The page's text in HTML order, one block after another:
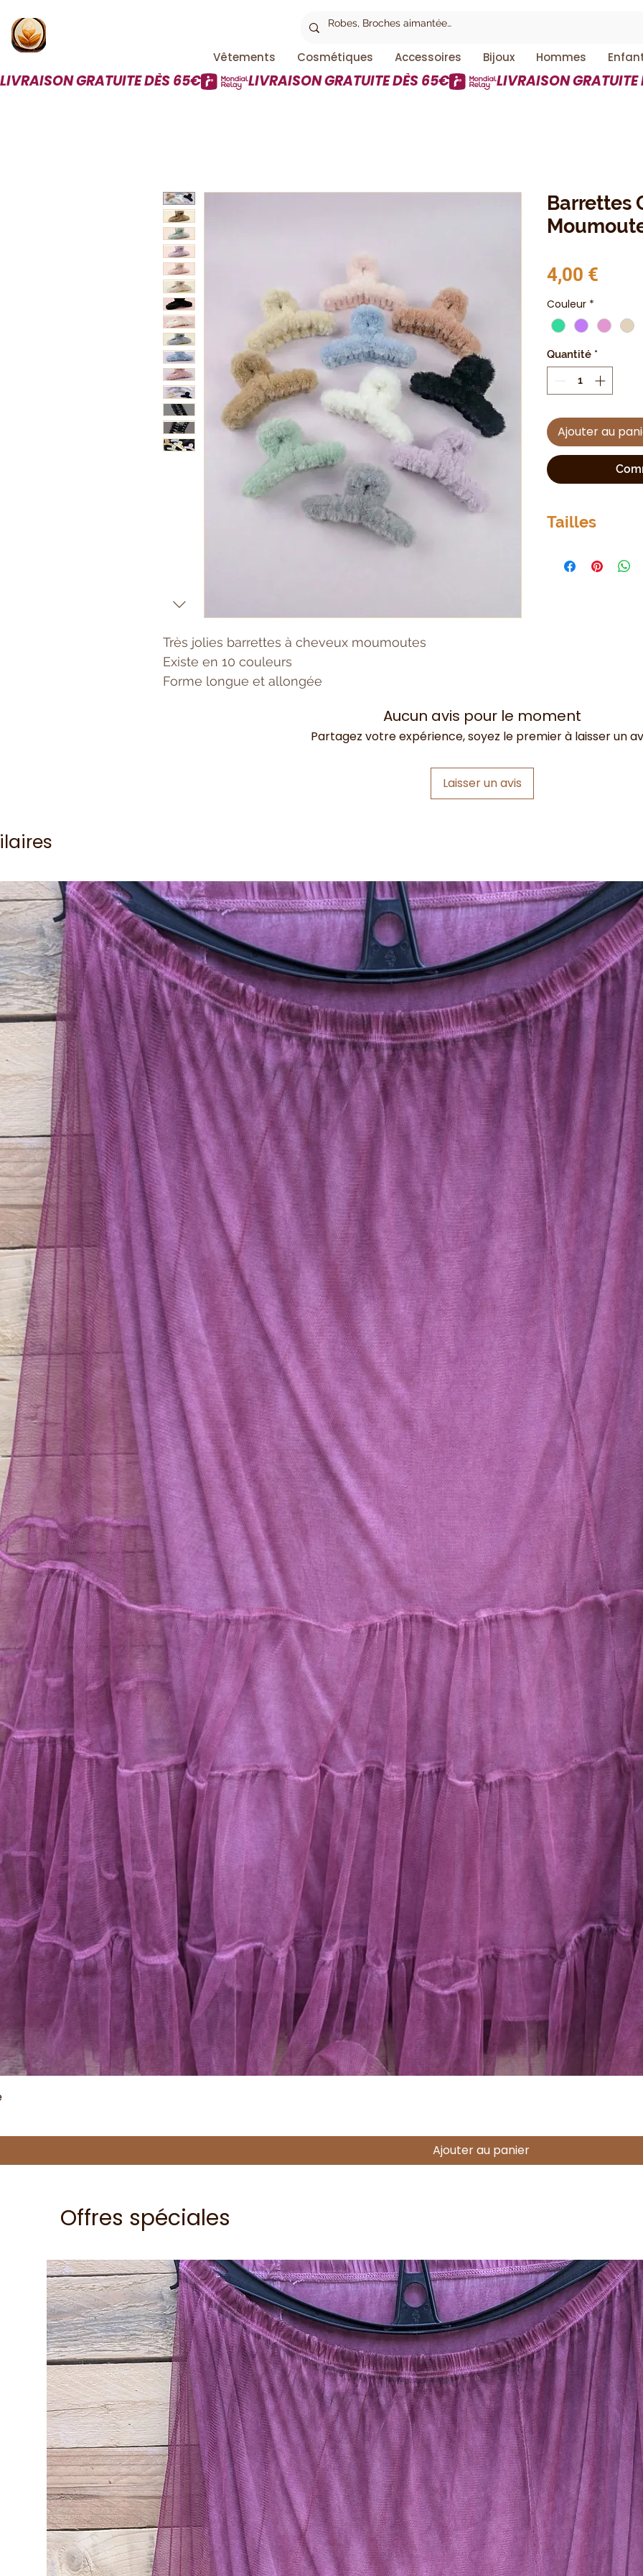
Vêtements Cosmétiques Accessoires Bijoux Hommes
LIVRAISON GRATUITE DÈS 65€
Très jolies barrettes à cheveux moumoutes
Existe en 10 couleurs
Forme longue et allongée
Barrettes
4,00 €
Couleur *
Quantité *
Ajouter au
Tailles
Aucun avis pour le moment
Partagez votre expérience, soyez le premier à laisser un
Laisser un avis
Ajouter au panier
Offres spéciales